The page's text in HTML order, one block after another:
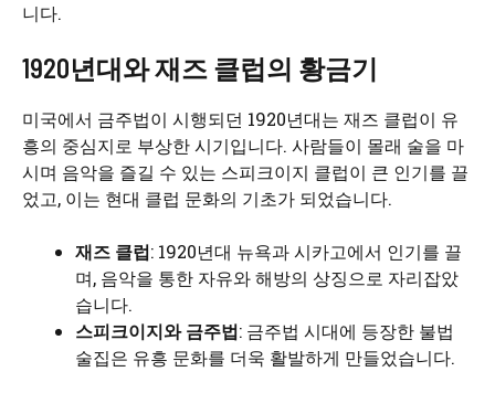
니다.
1920년대와 재즈 클럽의 황금기
미국에서 금주법이 시행되던 1920년대는 재즈 클럽이 유
흥의 중심지로 부상한 시기입니다. 사람들이 몰래 술을 마
시며 음악을 즐길 수 있는 스피크이지 클럽이 큰 인기를 끌
었고, 이는 현대 클럽 문화의 기초가 되었습니다.
재즈 클럽: 1920년대 뉴욕과 시카고에서 인기를 끌
며, 음악을 통한 자유와 해방의 상징으로 자리잡았
습니다.
스피크이지와 금주법: 금주법 시대에 등장한 불법
술집은 유흥 문화를 더욱 활발하게 만들었습니다.